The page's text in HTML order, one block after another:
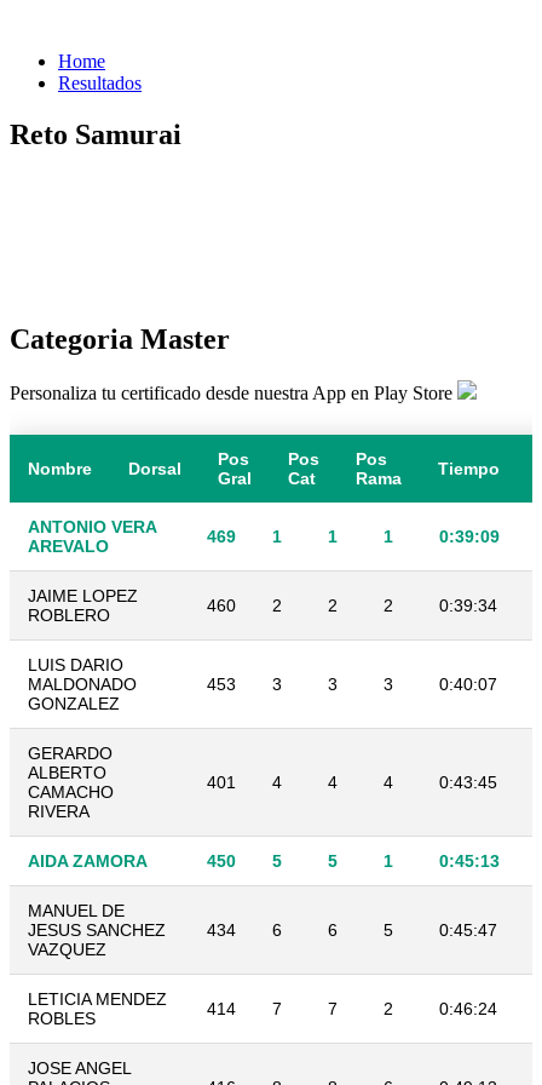
Home
Resultados
Reto Samurai
Categoria Master
Personaliza tu certificado desde nuestra App en Play Store
Nombre Dorsal
Pos
Gral
Pos
Cat
Pos
Rama
Tiempo
ANTONIO VERA
AREVALO
469 1 1 1 0:39:09
JAIME LOPEZ
ROBLERO
460 2 2 2 0:39:34
LUIS DARIO
MALDONADO
GONZALEZ
453 3 3 3 0:40:07
GERARDO
ALBERTO
CAMACHO
RIVERA
401 4 4 4 0:43:45
AIDA ZAMORA 450 5 5 1 0:45:13
MANUEL DE
JESUS SANCHEZ
VAZQUEZ
434 6 6 5 0:45:47
LETICIA MENDEZ
ROBLES
414 7 7 2 0:46:24
JOSE ANGEL